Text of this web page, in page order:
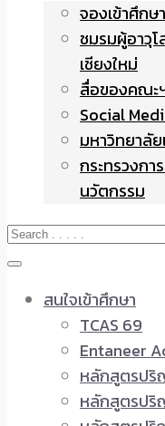
จองเข้าศึก
ชมรมผู้อาวุ
เชียงใหม่
สื่อของคณะ
Social
มหาวิทยาลัย
กระทรวงก
นวัตกรรม
สนใจเข้าศึกษา
TCAS 69
Entaneer
หลักสูตรป
หลักสูตรป